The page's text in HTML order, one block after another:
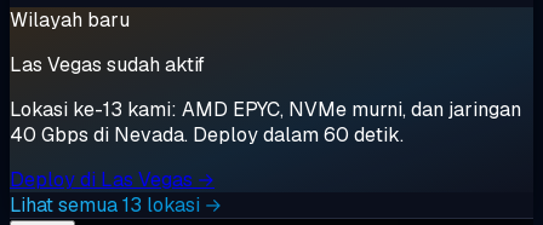
Wilayah baru
Las Vegas sudah aktif
Lokasi ke-13 kami: AMD EPYC, NVMe murni, dan jaringan
40 Gbps di Nevada. Deploy dalam 60 detik.
Deploy di Las Vegas →
Lihat semua 13 lokasi →